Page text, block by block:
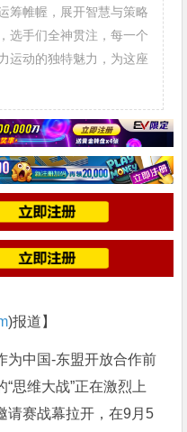
筹帷幄，展开智慧与策略
选手们全神贯注，每一个
运动的独特魅力，为这座
)报道】
为中国-东盟开放合作前
思维大战”正在激烈上
请赛战幕拉开，在9月5